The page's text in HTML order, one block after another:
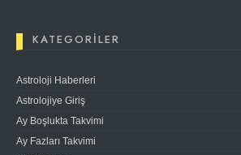
KATEGORILER
Astroloji Haberleri
Astrolojiye Giriş
Ay Boşlukta Takvimi
Ay Fazları Takvimi